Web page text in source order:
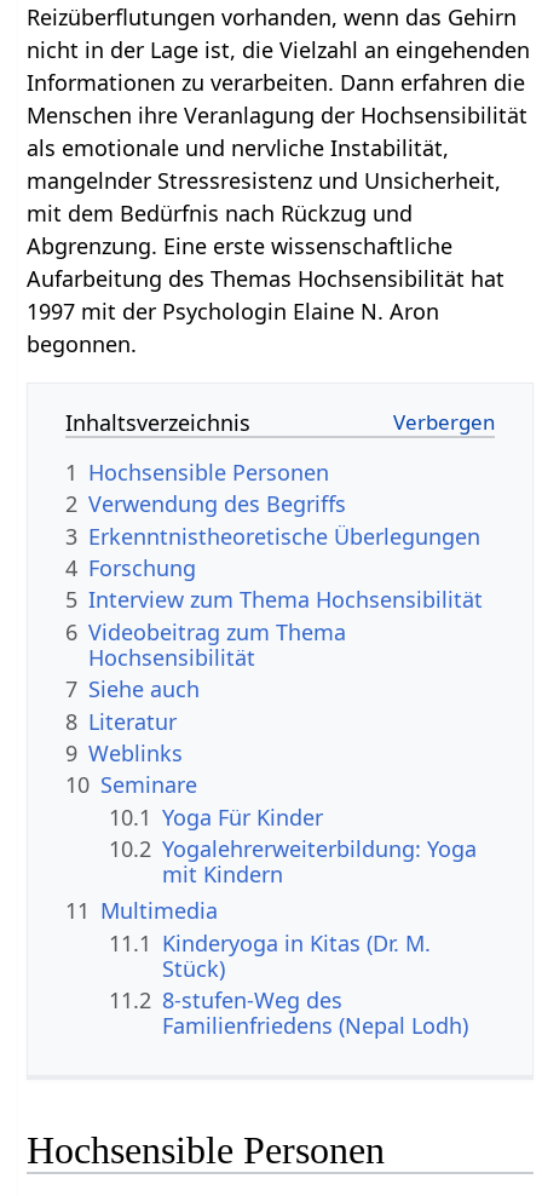
Reizüberflutungen vorhanden, wenn das Gehirn
nicht in der Lage ist, die Vielzahl an eingehenden
Informationen zu verarbeiten. Dann erfahren die
Menschen ihre Veranlagung der Hochsensibilität
als emotionale und nervliche Instabilität,
mangelnder Stressresistenz und Unsicherheit,
mit dem Bedürfnis nach Rückzug und
Abgrenzung. Eine erste wissenschaftliche
Aufarbeitung des Themas Hochsensibilität hat
1997 mit der Psychologin Elaine N. Aron
begonnen.
Inhaltsverzeichnis
1 Hochsensible Personen
2 Verwendung des Begriffs
3 Erkenntnistheoretische Überlegungen
4 Forschung
5 Interview zum Thema Hochsensibilität
6 Videobeitrag zum Thema
Hochsensibilität
7 Siehe auch
8 Literatur
9 Weblinks
10 Seminare
10.1 Yoga Für Kinder
10.2 Yogalehrerweiterbildung: Yoga
mit Kindern
11 Multimedia
11.1 Kinderyoga in Kitas (Dr. M.
Stück)
11.2 8-stufen-Weg des
Familienfriedens (Nepal Lodh)
Hochsensible Personen